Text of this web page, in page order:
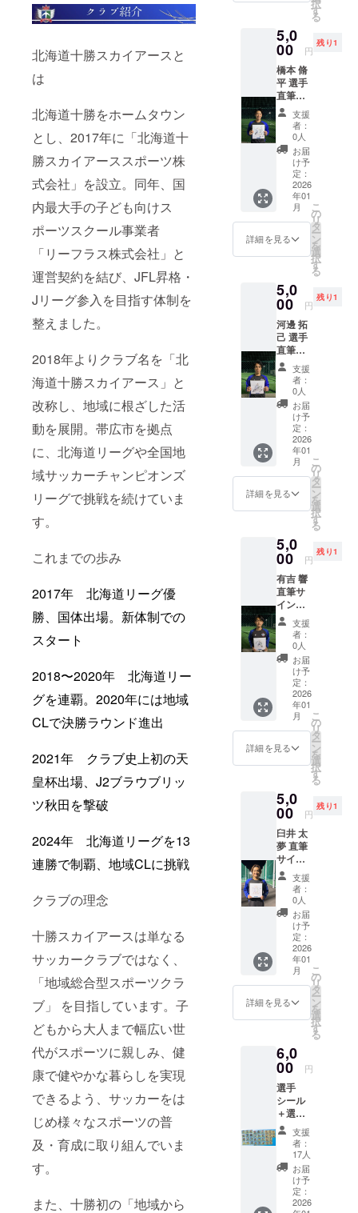
北海道十勝スカイアースと
は
北海道十勝をホームタウン
とし、2017年に「北海道十
勝スカイアーススポーツ株
式会社」を設立。同年、国
内最大手の子ども向けス
ポーツスクール事業者
「リーフラス株式会社」と
運営契約を結び、JFL昇格・
Jリーグ参入を目指す体制を
整えました。
2018年よりクラブ名を「北
海道十勝スカイアース」と
改称し、地域に根ざした活
動を展開。帯広市を拠点
に、北海道リーグや全国地
域サッカーチャンピオンズ
リーグで挑戦を続けていま
す。
これまでの歩み
2017年 北海道リーグ優
勝、国体出場。新体制での
スタート
2018〜2020年 北海道リー
グを連覇。2020年には地域
CLで決勝ラウンド進出
2021年 クラブ史上初の天
皇杯出場、J2ブラウブリッ
ツ秋田を撃破
2024年 北海道リーグを13
連勝で制覇、地域CLに挑戦
クラブの理念
十勝スカイアースは単なる
サッカークラブではなく、
「地域総合型スポーツクラ
ブ」 を目指しています。子
どもから大人まで幅広い世
代がスポーツに親しみ、健
康で健やかな暮らしを実現
できるよう、サッカーをは
じめ様々なスポーツの普
及・育成に取り組んでいま
す。
また、十勝初の「地域から
※この応
選手・
スタッ
フ一同
に大き
な励み
となり
ます。
ジナル
（ラン
ダム1
枚） 商
品ジャ
ンル：
ステッ
カー
（シー
ル） デ
ザイ
ン：選
手、ク
ラブエ
ンブレ
ム、マ
スコッ
トなど
あり
（デザ
インは
ランダ
ムでの
お届
け） 商
品サイ
ズ：正
方形・
約5cm
× 5cm ※
デザイ
ンの指
定はで
きませ
ん。ど
みに！
択
す
る
5,0
00 円
残り1
橋本 脩
平 選手
直筆サ
イン色
紙コー
ス 十勝
スカイ
アース
【橋本
選手】
の直筆
サイン
入り色
紙をお
届けし
ます！
しか手
に入ら
ない特
別な一
枚で
す。 サ
インは
選手本
人が丁
寧に書
き上げ
ます。
支援
者：
0人
お届
け予
定：
2026
年01
月
詳細を見る
こ
の
リ
タ
ー
ン
を
選
択
す
る
5,0
00 円
残り1
河邊 拓
己 選手
直筆サ
イン色
紙コー
ス 十勝
スカイ
アース
【河邊
選手】
の直筆
サイン
入り色
紙をお
届けし
ます！
しか手
に入ら
ない特
別な一
枚で
す。 サ
インは
選手本
人が丁
寧に書
き上げ
ます。
支援
者：
0人
お届
け予
定：
2026
年01
月
詳細を見る
こ
の
リ
タ
ー
ン
を
選
択
す
る
5,0
00 円
残り1
有吉 響
直筆サ
イン色
紙コー
ス 十勝
スカイ
アース
【有吉
選手】
の直筆
サイン
入り色
紙をお
届けし
ます！
ここで
に入ら
ない特
別な一
枚で
す。 サ
インは
選手本
人が丁
寧に書
き上げ
ます。
支援
者：
0人
お届
け予
定：
2026
年01
月
詳細を見る
こ
の
リ
タ
ー
ン
を
選
択
す
る
5,0
00 円
残り1
臼井 太
夢 直筆
サイン
色紙
コース
十勝ス
カイ
アース
【臼井
選手】
の直筆
サイン
入り色
紙をお
届けし
ます！
しか手
に入ら
ない特
別な一
枚で
す。 サ
インは
選手本
人が丁
寧に書
き上げ
ます。
支援
者：
0人
お届
け予
定：
2026
年01
月
詳細を見る
こ
の
リ
タ
ー
ン
を
選
択
す
る
6,0
00 円
選手
シール
＋選手
直筆色
紙セッ
ト（同
一選
手） お
気に入
りの選
支援
者：
17人
お届
け予
定：
2026